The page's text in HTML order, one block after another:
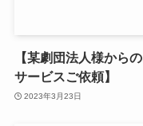
【某劇団法人様から
サービスご依頼】
2023年3月23日